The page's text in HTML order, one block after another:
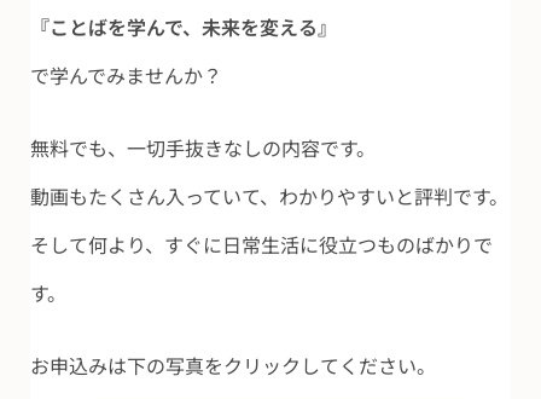
『ことばを学んで、未来を変える』
で学んでみませんか？
無料でも、一切手抜きなしの内容です。
動画もたくさん入っていて、わかりやすいと評判です。
そして何より、すぐに日常生活に役立つものばかりで
す。
お申込みは下の写真をクリックしてください。